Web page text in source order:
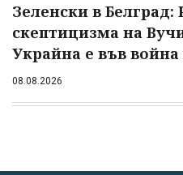
Зеленски в Белград:
скептицизма на
Украйна е във
08.08.2026